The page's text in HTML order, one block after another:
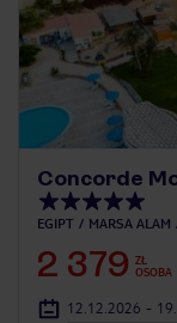
Concorde
EGIPT MARSA ALAM
2 379 ZŁ
OSOBA
12.12.2026 -